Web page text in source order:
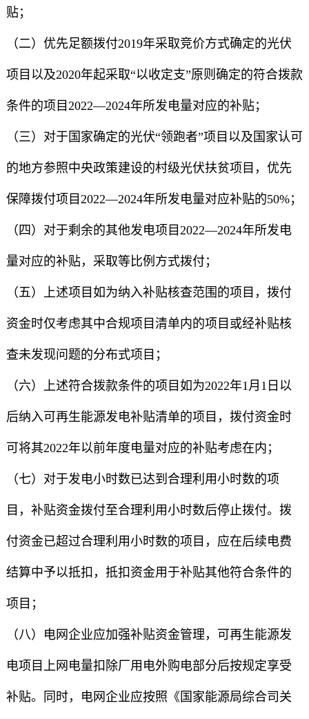
贴；
（二）优先足额拨付2019年采取竞价方式确定的光伏
项目以及2020年起采取“以收定支”原则确定的符合拨款
条件的项目2022—2024年所发电量对应的补贴；
（三）对于国家确定的光伏“领跑者”项目以及国家认可
的地方参照中央政策建设的村级光伏扶贫项目，优先
保障拨付项目2022—2024年所发电量对应补贴的50%；
（四）对于剩余的其他发电项目2022—2024年所发电
量对应的补贴，采取等比例方式拨付；
（五）上述项目如为纳入补贴核查范围的项目，拨付
资金时仅考虑其中合规项目清单内的项目或经补贴核
查未发现问题的分布式项目；
（六）上述符合拨款条件的项目如为2022年1月1日以
后纳入可再生能源发电补贴清单的项目，拨付资金时
可将其2022年以前年度电量对应的补贴考虑在内；
（七）对于发电小时数已达到合理利用小时数的项
目，补贴资金拨付至合理利用小时数后停止拨付。拨
付资金已超过合理利用小时数的项目，应在后续电费
结算中予以抵扣，抵扣资金用于补贴其他符合条件的
项目；
（八）电网企业应加强补贴资金管理，可再生能源发
电项目上网电量扣除厂用电外购电部分后按规定享受
补贴。同时，电网企业应按照《国家能源局综合司关